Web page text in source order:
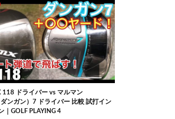
118 ドライバー vs マルマン
ンガン）7 ドライバー 比較 試打イン
｜GOLF PLAYING 4